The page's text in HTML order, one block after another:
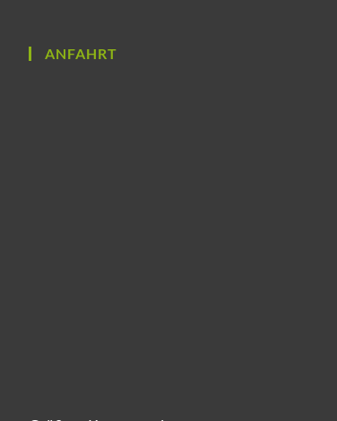
ANFAHRT